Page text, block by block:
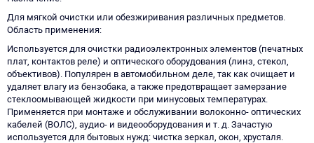
Для мягкой очистки или обезжиривания различных предметов.
Область применения
Используется для очистки радиоэлектронных элементов (печатных
плат, контактов реле) и оптического оборудования (линз, стекол,
объективов). Популярен в автомобильном деле, так как очищает и
удаляет влагу из бензобака, а также предотвращает замерзание
стеклоомывающей жидкости при минусовых температурах.
Применяется при монтаже и обслуживании волоконно- оптических
кабелей (ВОЛС), аудио- и видеооборудования и т. д. Зачастую
используется для бытовых нужд: чистка зеркал, окон, хрусталя.